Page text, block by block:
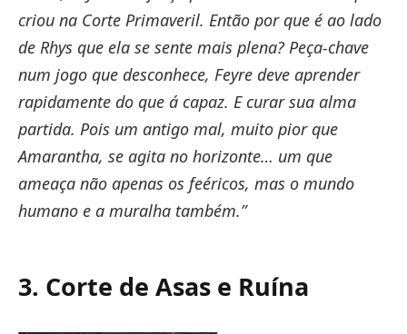
criou na Corte Primaveril. Então por que é ao lado
de Rhys que ela se sente mais plena? Peça-chave
num jogo que desconhece, Feyre deve aprender
rapidamente do que á capaz. E curar sua alma
partida. Pois um antigo mal, muito pior que
Amarantha, se agita no horizonte… um que
ameaça não apenas os feéricos, mas o mundo
humano e a muralha também.”
3. Corte de Asas e Ruína